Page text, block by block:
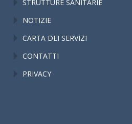
STRUTTURE SANITARIE
NOTIZIE
CARTA DEI SERVIZI
CONTATTI
PRIVACY